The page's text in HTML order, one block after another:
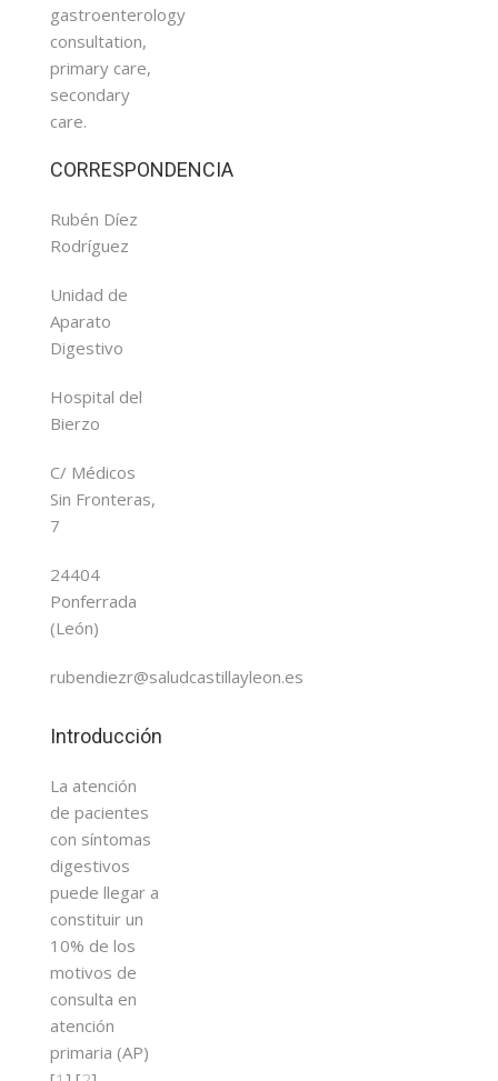
gastroenterology
consultation,
primary care,
secondary
care.
CORRESPONDENCIA
Rubén Díez
Rodríguez
Unidad de
Aparato
Digestivo
Hospital del
Bierzo
C/ Médicos
Sin Fronteras,
7
24404
Ponferrada
(León)
rubendiezr@saludcastillayleon.es
Introducción
La atención
de pacientes
con síntomas
digestivos
puede llegar a
constituir un
10% de los
motivos de
consulta en
atención
primaria (AP)